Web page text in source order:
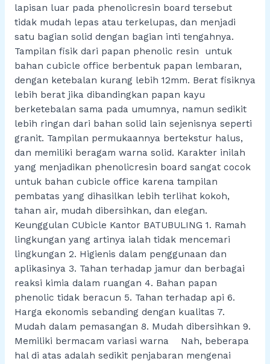
lapisan luar pada phenolicresin board tersebut
tidak mudah lepas atau terkelupas, dan menjadi
satu bagian solid dengan bagian inti tengahnya.
Tampilan fisik dari papan phenolic resin untuk
bahan cubicle office berbentuk papan lembaran,
dengan ketebalan kurang lebih 12mm. Berat fisiknya
lebih berat jika dibandingkan papan kayu
berketebalan sama pada umumnya, namun sedikit
lebih ringan dari bahan solid lain sejenisnya seperti
granit. Tampilan permukaannya bertekstur halus,
dan memiliki beragam warna solid. Karakter inilah
yang menjadikan phenolicresin board sangat cocok
untuk bahan cubicle office karena tampilan
pembatas yang dihasilkan lebih terlihat kokoh,
tahan air, mudah dibersihkan, dan elegan.
Keunggulan CUbicle Kantor BATUBULING 1. Ramah
lingkungan yang artinya ialah tidak mencemari
lingkungan 2. Higienis dalam penggunaan dan
aplikasinya 3. Tahan terhadap jamur dan berbagai
reaksi kimia dalam ruangan 4. Bahan papan
phenolic tidak beracun 5. Tahan terhadap api 6.
Harga ekonomis sebanding dengan kualitas 7.
Mudah dalam pemasangan 8. Mudah dibersihkan 9.
Memiliki bermacam variasi warna Nah, beberapa
hal di atas adalah sedikit penjabaran mengenai